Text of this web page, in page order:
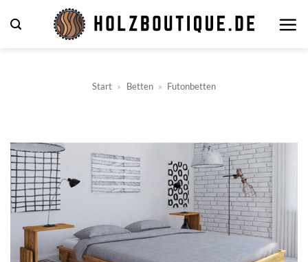
Inhalt
Start » Betten » Futonbetten